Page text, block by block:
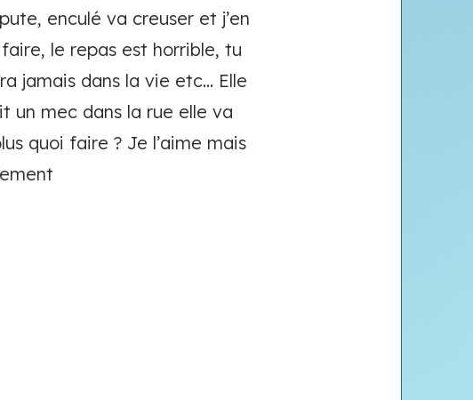
enculé va creuser et j’en
le repas est horrible, tu
jamais dans la vie etc... Elle
un mec dans la rue elle va
quoi faire ? Je l’aime mais